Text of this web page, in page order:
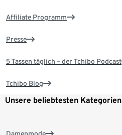
Affiliate Programm
Presse
5 Tassen täglich – der Tchibo Podcast
Tchibo Blog
Unsere beliebtesten Kategorien